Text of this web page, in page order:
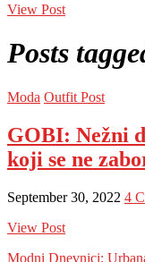
View Post
Posts
Moda Outfit Post
GOBI: Nežni
koji se ne
September 30, 2022 4
View Post
Modni Dnevnici: